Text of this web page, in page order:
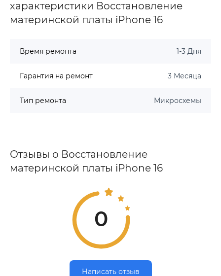
характеристики Восстановление
материнской платы iPhone 16
Время ремонта 1-3 Дня
Гарантия на ремонт 3 Месяца
Тип ремонта Микросхемы
Отзывы о Восстановление
материнской платы iPhone 16
0
Написать отзыв